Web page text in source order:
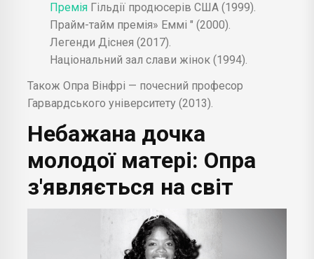
Премія Гільдії продюсерів США (1999).
Прайм-тайм премія» Еммі " (2000).
Легенди Діснея (2017).
Національний зал слави жінок (1994).
Також Опра Вінфрі — почесний професор
Гарвардського університету (2013).
Небажана дочка
молодої матері: Опра
з'являється на світ